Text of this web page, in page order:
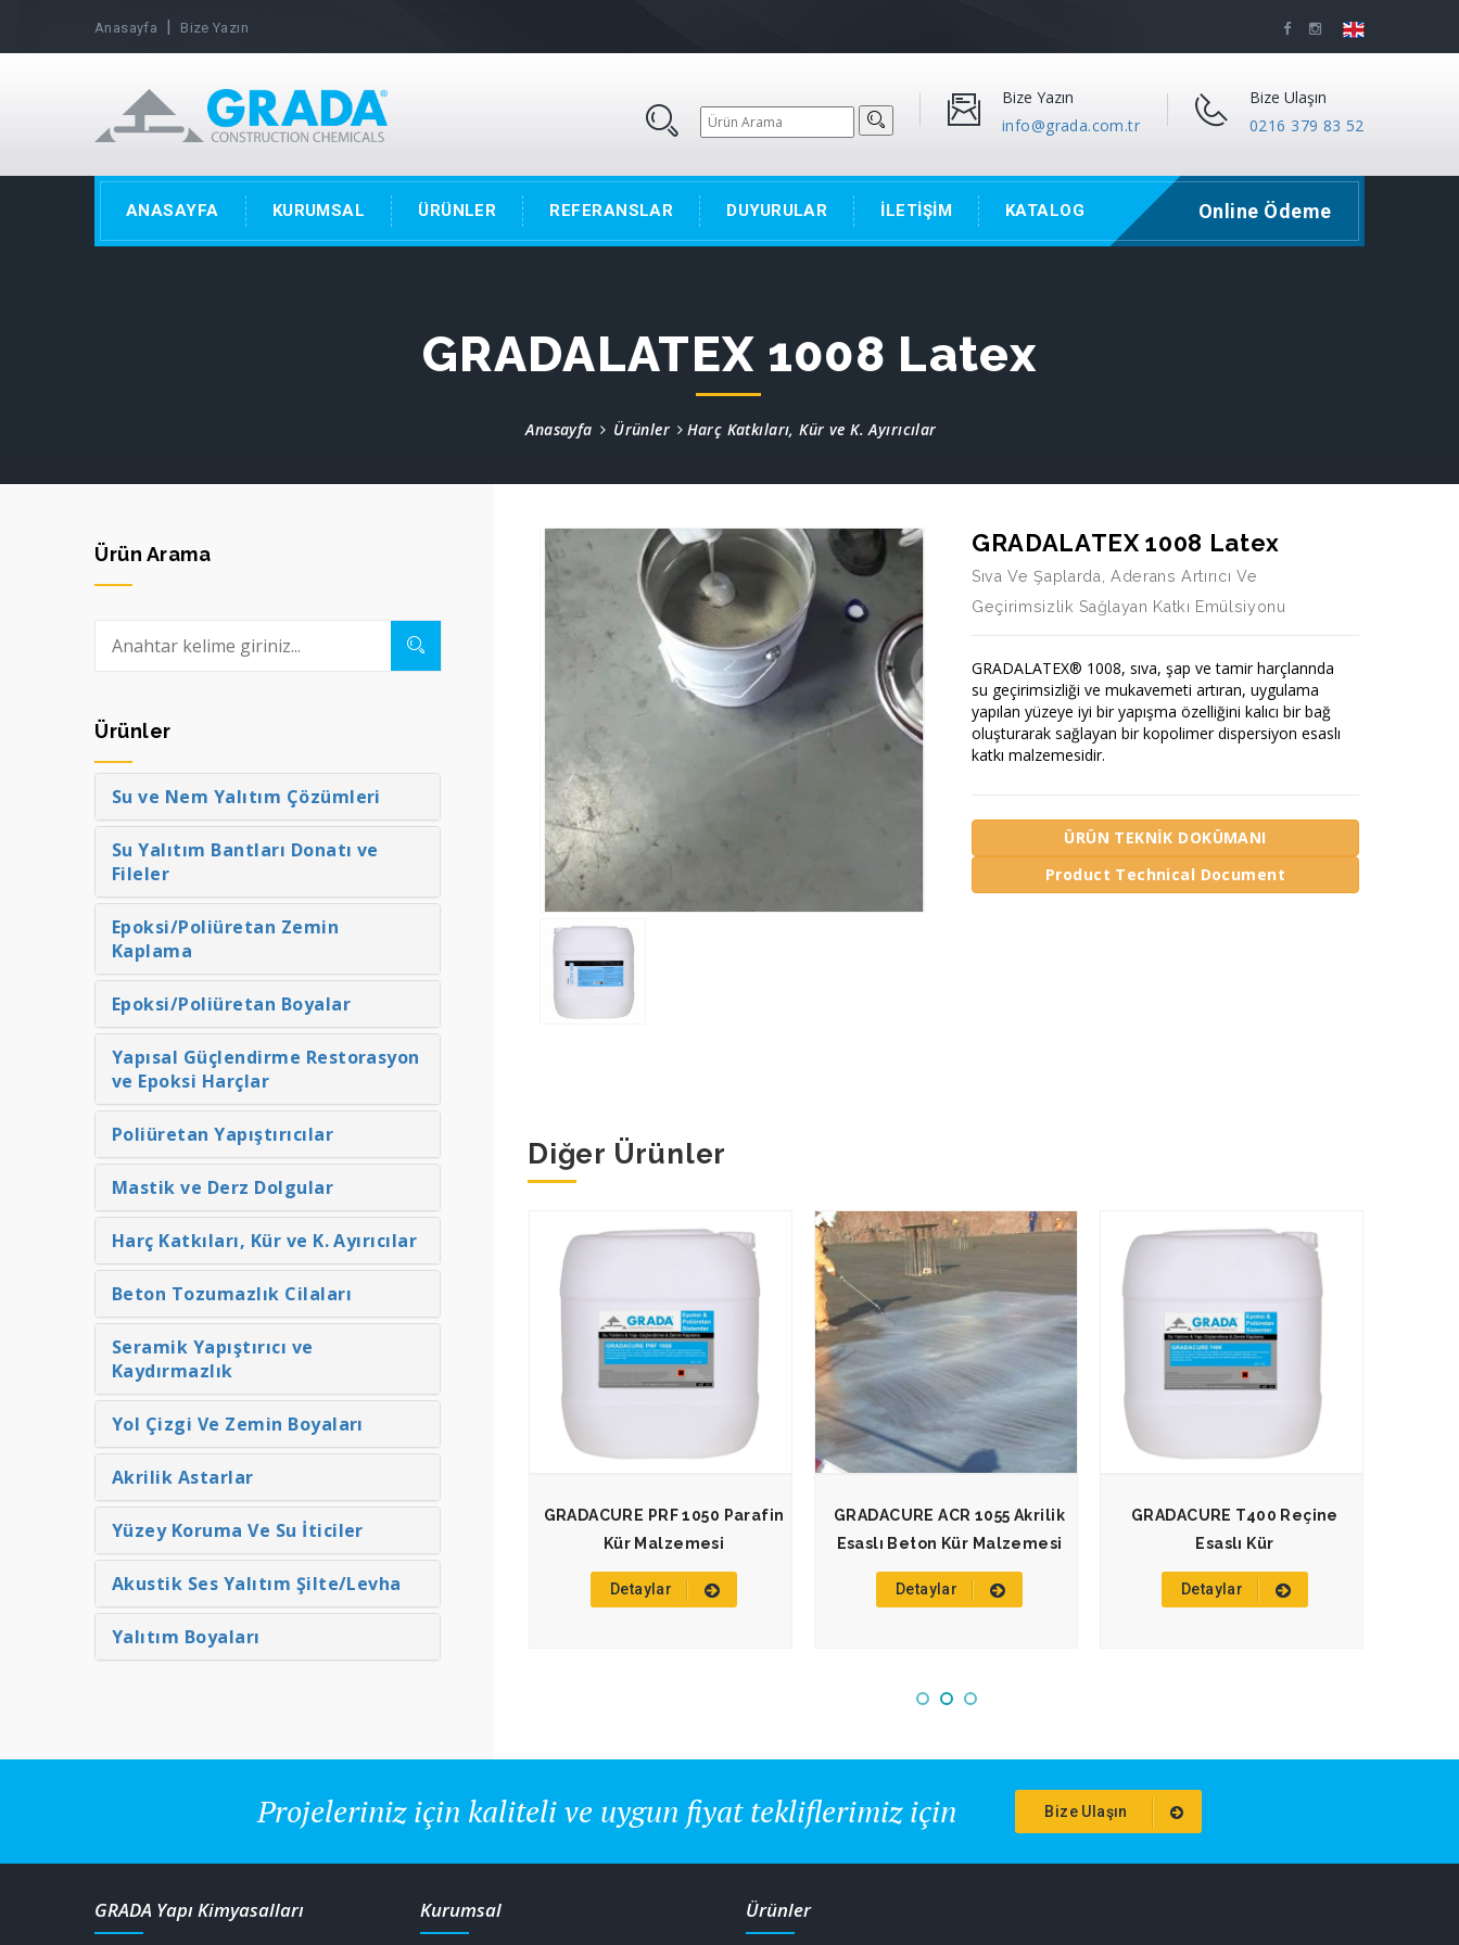
Anasayfa | Bize Yazın
Bize Yazın
info@grada.com.tr
Bize Ulaşın
0216 379 83 52
ANASAYFA KURUMSAL ÜRÜNLER REFERANSLAR DUYURULAR İLETİŞİM KATALOG Online Ödeme
GRADALATEX 1008 Latex
Anasayfa Ürünler Harç Katkıları, Kür ve K. Ayırıcılar
GRADALATEX 1008 Latex
Sıva Ve Şaplarda, Aderans Artırıcı Ve
Geçirimsizlik Sağlayan Katkı Emülsiyonu
GRADALATEX® 1008, sıva, şap ve tamir harçlannda
su geçirimsizliği ve mukavemeti artıran, uygulama
yapılan yüzeye iyi bir yapışma özelliğini kalıcı bir bağ
oluşturarak sağlayan bir kopolimer dispersiyon esaslı
katkı malzemesidir.
ÜRÜN TEKNİK DOKÜMANI
Product Technical Document
Diğer Ürünler
GRADAKATMIX 1006 Su
Harç Katkısı
Detaylar
FORMOIL 1021 Plywood Ve
Metal Kalıp Ayırıcı
Detaylar
GRADACURE PRF 1050 Parafin
Kür Malzemesi
Detaylar
GRADACURE ACR 1055 Akrilik
Esaslı Beton Kür Malzemesi
Detaylar
GRADACURE T400 Reçine
Esaslı Kür
Detaylar
Ürün Arama
Ürünler
Su ve Nem Yalıtım Çözümleri
Su Yalıtım Bantları Donatı ve
Fileler
Epoksi/Poliüretan Zemin
Kaplama
Epoksi/Poliüretan Boyalar
Yapısal Güçlendirme Restorasyon
ve Epoksi Harçlar
Poliüretan Yapıştırıcılar
Mastik ve Derz Dolgular
Harç Katkıları, Kür ve K. Ayırıcılar
Beton Tozumazlık Cilaları
Seramik Yapıştırıcı ve
Kaydırmazlık
Yol Çizgi Ve Zemin Boyaları
Akrilik Astarlar
Yüzey Koruma Ve Su İticiler
Akustik Ses Yalıtım Şilte/Levha
Yalıtım Boyaları
Projeleriniz için kaliteli ve uygun fiyat tekliflerimiz için Bize Ulaşın
GRADA Yapı Kimyasalları Kurumsal Ürünler